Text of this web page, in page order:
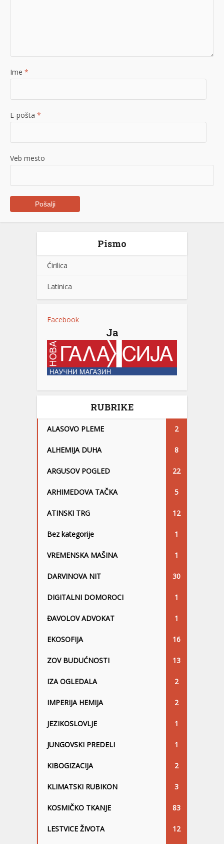
Ime *
E-pošta *
Veb mesto
Pismo
Ćirilica
Latinica
Facebook
Ja
RUBRIKE
ALASOVO PLEME 2
ALHEMIJA DUHA 8
ARGUSOV POGLED 22
ARHIMEDOVA TAČKA 5
ATINSKI TRG 12
Bez kategorije 1
VREMENSKA MAŠINA 1
DARVINOVA NIT 30
DIGITALNI DOMOROCI 1
ĐAVOLOV ADVOKAT 1
EKOSOFIJA 16
ZOV BUDUĆNOSTI 13
IZA OGLEDALA 2
IMPERIJA HEMIJA 2
JEZIKOSLOVLJE 1
JUNGOVSKI PREDELI 1
KIBOGIZACIJA 2
KLIMATSKI RUBIKON 3
KOSMIČKO TKANJE 83
LESTVICE ŽIVOTA 12